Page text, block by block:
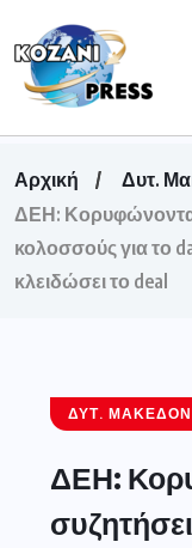
Αρχική
Δυτ.
ΔΕΗ: Κορυφώνονται
κολοσσούς για το
κλειδώσει το deal
ΔΥΤ.
ΔΕΗ: